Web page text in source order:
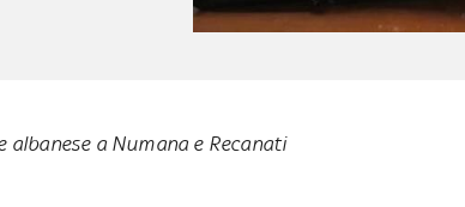
a Numana e Recanati